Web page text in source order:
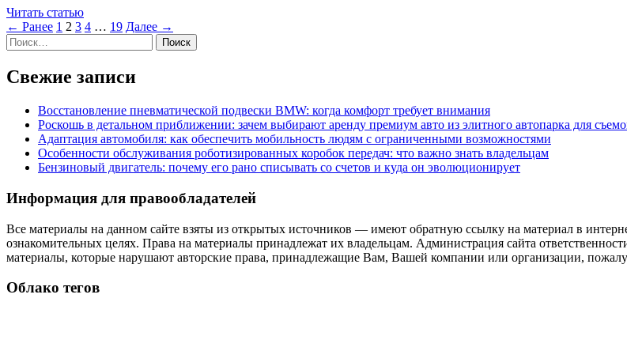
Читать статью
← Ранее 1 2 3 4 … 19 Далее →
Найти:
Свежие записи
Восстановление пневматической подвески BMW: когда комфорт требует внимания
Роскошь в детальном приближении: зачем выбирают аренду премиум авто из элитного автопарка для
Адаптация автомобиля: как обеспечить мобильность людям с ограниченными возможностями
Особенности обслуживания роботизированных коробок передач: что важно знать владельцам
Бензиновый двигатель: почему его рано списывать со счетов и куда он эволюционирует
Информация для правообладателей
Все материалы на данном сайте взяты из открытых источников — имеют обратную ссылку на материал в
ознакомительных целях. Права на материалы принадлежат их владельцам. Администрация сайта
материалы, которые нарушают авторские права, принадлежащие Вам, Вашей компании или организации,
Облако тегов